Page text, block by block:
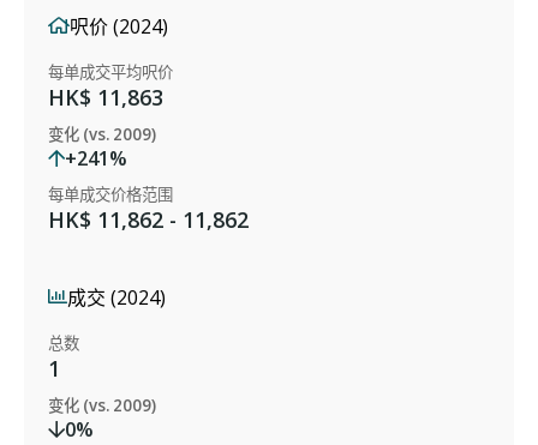
呎价 (2024)
每单成交平均呎价
HK$ 11,863
变化 (vs. 2009)
+241%
每单成交价格范围
HK$ 11,862 - 11,862
成交 (2024)
总数
1
变化 (vs. 2009)
0%